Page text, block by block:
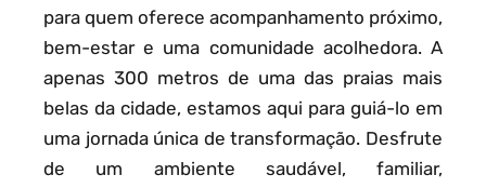
para quem oferece acompanhamento próximo,
bem-estar e uma comunidade acolhedora. A
apenas 300 metros de uma das praias mais
belas da cidade, estamos aqui para guiá-lo em
uma jornada única de transformação. Desfrute
de um ambiente saudável, familiar,